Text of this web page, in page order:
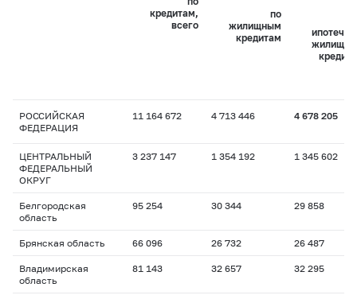
кредитам,
всего
по
жилищным
кредитам
РОССИЙСКАЯ
ФЕДЕРАЦИЯ
11 164 672 4 713 446 4 678 205
ЦЕНТРАЛЬНЫЙ
ФЕДЕРАЛЬНЫЙ
ОКРУГ
3 237 147 1 354 192 1 345 602
Белгородская
область
95 254 30 344 29 858
Брянская область 66 096 26 732 26 487
Владимирская
область
81 143 32 657 32 295